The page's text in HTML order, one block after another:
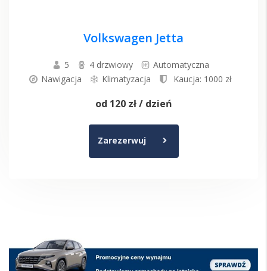
Volkswagen Jetta
5 4 drzwiowy
Automatyczna
Nawigacja
Klimatyzacja Kaucja: 1000 zł
od 120 zł/ dzień
Zarezerwuj